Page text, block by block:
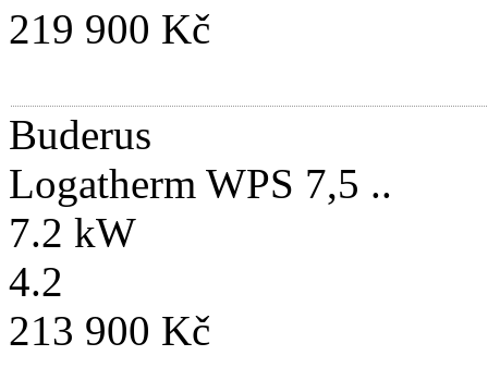
219 900 Kč
Buderus
Logatherm WPS 7,5 ..
7.2 kW
4.2
213 900 Kč